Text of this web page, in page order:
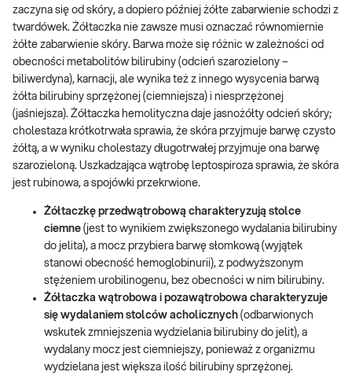
zaczyna się od skóry, a dopiero później żółte zabarwienie schodzi z
twardówek. Żółtaczka nie zawsze musi oznaczać równomiernie
żółte zabarwienie skóry. Barwa może się różnic w zależności od
obecności metabolitów bilirubiny (odcień szarozielony –
biliwerdyna), karnacji, ale wynika też z innego wysycenia barwą
żółta bilirubiny sprzężonej (ciemniejsza) i niesprzężonej
(jaśniejsza). Żółtaczka hemolityczna daje jasnożółty odcień skóry;
cholestaza krótkotrwała sprawia, że skóra przyjmuje barwę czysto
żółtą, a w wyniku cholestazy długotrwałej przyjmuje ona barwę
szarozieloną. Uszkadzająca wątrobę leptospiroza sprawia, że skóra
jest rubinowa, a spojówki przekrwione.
Żółtaczkę przedwątrobową charakteryzują stolce
ciemne (jest to wynikiem zwiększonego wydalania bilirubiny
do jelita), a mocz przybiera barwę słomkową (wyjątek
stanowi obecność hemoglobinurii), z podwyższonym
stężeniem urobilinogenu, bez obecności w nim bilirubiny.
Żółtaczka wątrobowa i pozawątrobowa charakteryzuje
się wydalaniem stolców acholicznych (odbarwionych
wskutek zmniejszenia wydzielania bilirubiny do jelit), a
wydalany mocz jest ciemniejszy, ponieważ z organizmu
wydzielana jest większa ilość bilirubiny sprzężonej.